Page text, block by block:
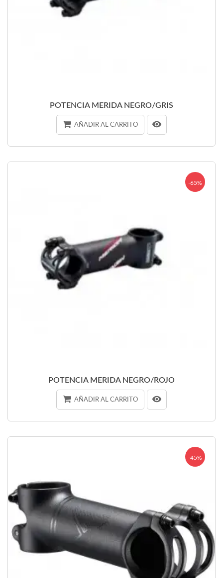
POTENCIA MERIDA NEGRO/GRIS
AÑADIR AL CARRITO
-65%
POTENCIA MERIDA NEGRO/ROJO
AÑADIR AL CARRITO
-45%